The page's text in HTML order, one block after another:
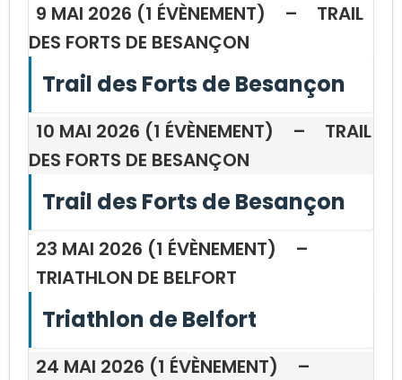
9 MAI 2026 (1 ÉVÈNEMENT) –
TRAIL
DES FORTS DE BESANÇON
Trail des Forts de Besançon
10 MAI 2026 (1 ÉVÈNEMENT) –
TRAIL
DES FORTS DE BESANÇON
Trail des Forts de Besançon
23 MAI 2026 (1 ÉVÈNEMENT)
–
TRIATHLON DE BELFORT
Triathlon de Belfort
24 MAI 2026 (1 ÉVÈNEMENT)
–